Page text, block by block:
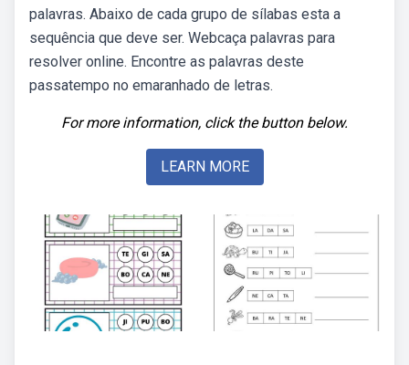
palavras. Abaixo de cada grupo de sílabas esta a
sequência que deve ser. Webcaça palavras para
resolver online. Encontre as palavras deste
passatempo no emaranhado de letras.
For more information, click the button below.
LEARN MORE